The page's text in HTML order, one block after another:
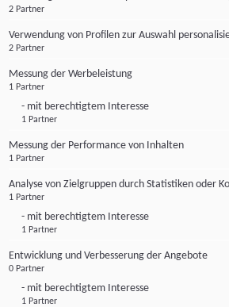
2 Partner
Verwendung von Profilen zur Auswahl
2 Partner
Messung der Werbeleistung
1 Partner
- mit berechtigtem Interesse
1 Partner
Messung der Performance von Inhalten
1 Partner
Analyse von Zielgruppen durch Statistiken oder
1 Partner
- mit berechtigtem Interesse
1 Partner
Entwicklung und Verbesserung der Angebote
0 Partner
- mit berechtigtem Interesse
1 Partner